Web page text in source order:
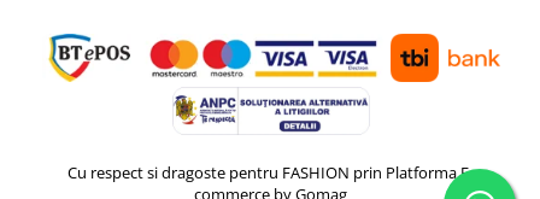
Cu respect si dragoste pentru FASHION prin Platforma E-
commerce by Gomag